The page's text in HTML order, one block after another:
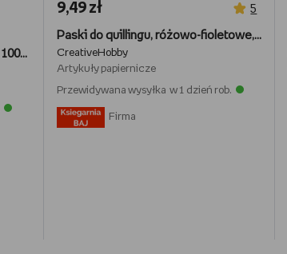
Paski do QUILLINGU 3mm 53cm 100szt QUILLING A-304
9,49 zł 5
Paski do quillingu, różowo-fioletowe, 3 mm, 100 sztuk
CreativeHobby
Artykuły papiernicze
Przewidywana wysyłka w 1 dzień rob.
Firma